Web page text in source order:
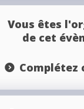
Vous êtes
de cet
Complétez